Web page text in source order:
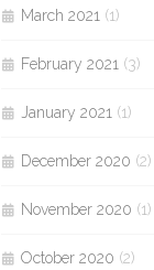
March 2021 (1)
February 2021 (3)
January 2021 (1)
December 2020 (2)
November 2020 (1)
October 2020 (2)